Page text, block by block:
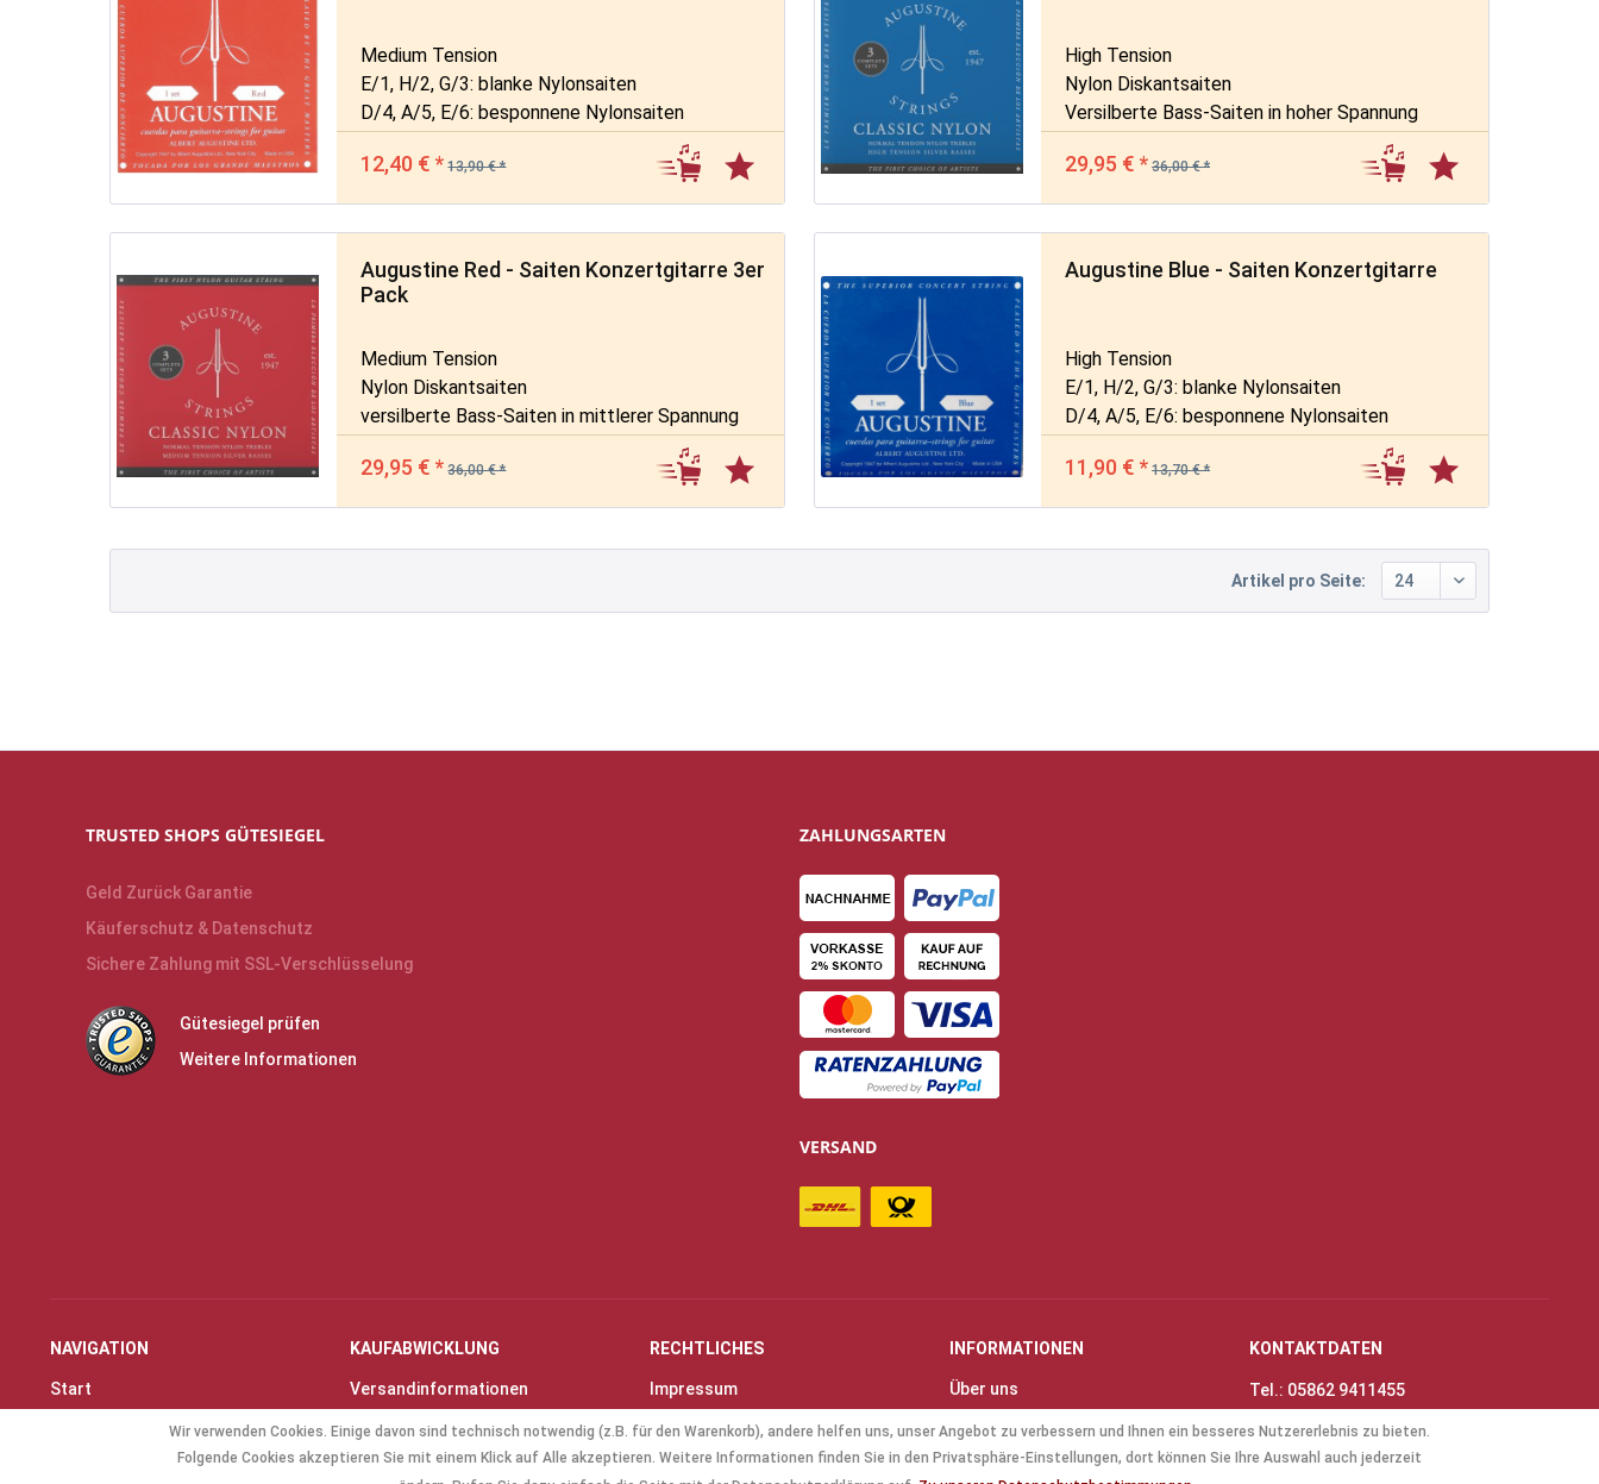
Medium Tension
E/1, H/2, G/3: blanke Nylonsaiten
D/4, A/5, E/6: besponnene Nylonsaiten
12,40 € * 13,90 € *
High Tension
Nylon Diskantsaiten
Versilberte Bass-Saiten in hoher Spannung
29,95 € * 36,00 € *
Augustine Red - Saiten Konzertgitarre 3er
Pack
Medium Tension
Nylon Diskantsaiten
versilberte Bass-Saiten in mittlerer Spannung
29,95 € * 36,00 € *
Augustine Blue - Saiten Konzertgitarre
High Tension
E/1, H/2, G/3: blanke Nylonsaiten
D/4, A/5, E/6: besponnene Nylonsaiten
11,90 € * 13,70 € *
Artikel pro Seite:
TRUSTED SHOPS GÜTESIEGEL
Geld Zurück Garantie
Käuferschutz & Datenschutz
Sichere Zahlung mit SSL-Verschlüsselung
Gütesiegel prüfen
Weitere Informationen
ZAHLUNGSARTEN
VERSAND
NAVIGATION
Start
Instrumente & Zubehör
KAUFABWICKLUNG
Versandinformationen
Zahlungsarten
Widerrufsrecht
RECHTLICHES
Impressum
Allgemeine Geschäftsbedingungen
(AGB)
INFORMATIONEN
Über uns
Kontakt
Anfahrt & Öffnungszeiten
Mollenhauer Blockflöten
KONTAKTDATEN
Tel.: 05862 9411455
info@thinas-toene.de
Wir verwenden Cookies. Einige davon sind technisch notwendig (z.B. für den Warenkorb), andere helfen uns, unser Angebot zu verbessern und Ihnen ein besseres Nutzererlebnis zu bieten.
Folgende Cookies akzeptieren Sie mit einem Klick auf Alle akzeptieren. Weitere Informationen finden Sie in den Privatsphäre-Einstellungen, dort können Sie Ihre Auswahl auch jederzeit